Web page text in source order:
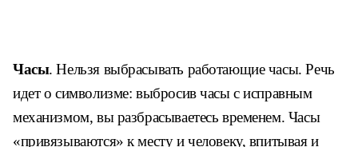
Часы. Нельзя выбрасывать работающие часы. Речь
идет о символизме: выбросив часы с исправным
механизмом, вы разбрасываетесь временем. Часы
«привязываются» к месту и человеку, впитывая и